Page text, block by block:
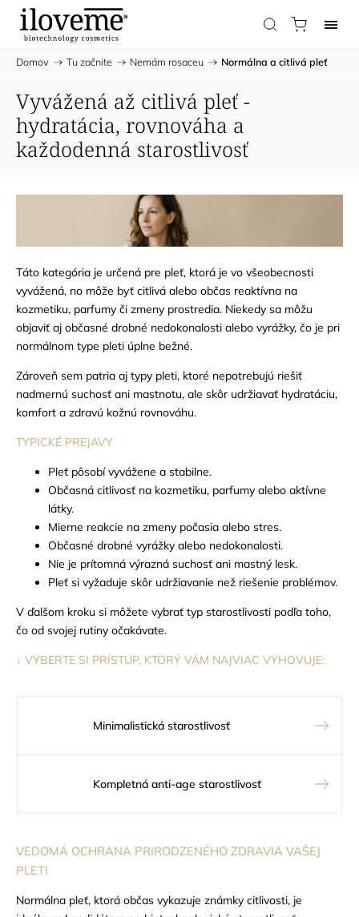
Domov / Tu začnite / Nemám rosaceu / Normálna a citlivá pleť
Vyvážená až citlivá pleť -
hydratácia, rovnováha a
každodenná starostlivosť
Táto kategória je určená pre pleť, ktorá je vo všeobecnosti
vyvážená, no môže byť citlivá alebo občas reaktívna na
kozmetiku, parfumy či zmeny prostredia. Niekedy sa môžu
objaviť aj občasné drobné nedokonalosti alebo vyrážky, čo je pri
normálnom type pleti úplne bežné.
Zároveň sem patria aj typy pleti, ktoré nepotrebujú riešiť
nadmernú suchosť ani mastnotu, ale skôr udržiavať hydratáciu,
komfort a zdravú kožnú rovnováhu.
TYPICKÉ PREJAVY
Pleť pôsobí vyvážene a stabilne.
Občasná citlivosť na kozmetiku, parfumy alebo aktívne
látky.
Mierne reakcie na zmeny počasia alebo stres.
Občasné drobné vyrážky alebo nedokonalosti.
Nie je prítomná výrazná suchosť ani mastný lesk.
Pleť si vyžaduje skôr udržiavanie než riešenie problémov.
V ďalšom kroku si môžete vybrať typ starostlivosti podľa toho,
čo od svojej rutiny očakávate.
↓ VYBERTE SI PRÍSTUP, KTORÝ VÁM NAJVIAC VYHOVUJE:
Minimalistická starostlivosť
Kompletná anti-age starostlivosť
VEDOMÁ OCHRANA PRIRODZENÉHO ZDRAVIA VAŠEJ
PLETI
Normálna pleť, ktorá občas vykazuje známky citlivosti, je